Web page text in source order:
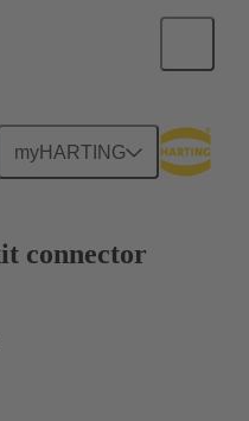
myHARTING
fille
connector